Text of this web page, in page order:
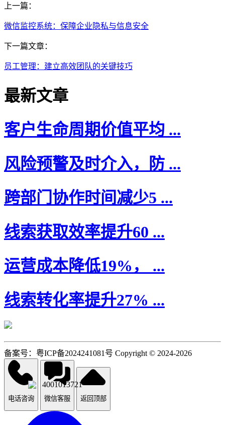
上一篇：
微信监控系统：保障企业隐私与信息安全
下一篇文章：
员工管理：建立高效团队的关键技巧
最新文章
客户生命周期价值平均 ...
风险预警及时介入，防 ...
跨部门协作时间减少5 ...
线索获取效率提升60 ...
运营成本降低19%， ...
线索转化率提升27% ...
备案号：粤ICP备2024241081号 Copyright © 2024-2026
电话咨询
4001013721
微信客服 返回顶部